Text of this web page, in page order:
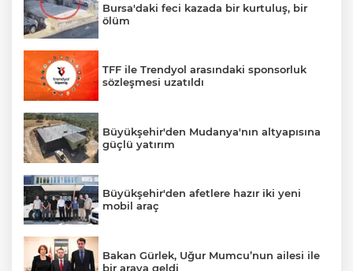
Bursa'daki feci kazada bir kurtuluş, bir
ölüm
TFF ile Trendyol arasındaki sponsorluk
sözleşmesi uzatıldı
Büyükşehir'den Mudanya'nın altyapısına
güçlü yatırım
Büyükşehir'den afetlere hazır iki yeni
mobil araç
Bakan Gürlek, Uğur Mumcu’nun ailesi ile
bir araya geldi